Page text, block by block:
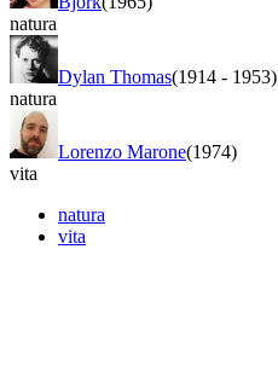
natura
Dylan Thomas(1914 - 1953)
natura
Lorenzo Marone(1974)
vita
natura
vita